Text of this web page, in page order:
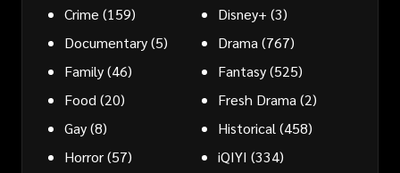
Crime (159) Disney+ (3)
Documentary(5) Drama(767)
Family(46) Fantasy(525)
Food(20) Fresh Drama(2)
Gay(8) Historical(458)
Horror(57) iQIYI (334)